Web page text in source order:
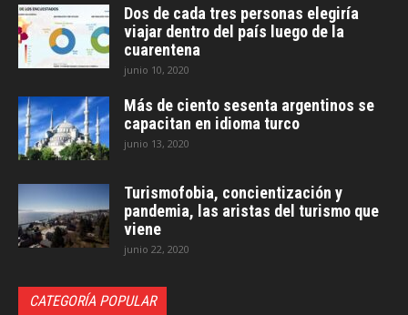
Dos de cada tres personas elegiría
viajar dentro del país luego de la
cuarentena
junio 10, 2020
Más de ciento sesenta argentinos se
capacitan en idioma turco
junio 13, 2020
Turismofobia, concientización y
pandemia, las aristas del turismo que
viene
junio 22, 2020
CATEGORÍA POPULAR